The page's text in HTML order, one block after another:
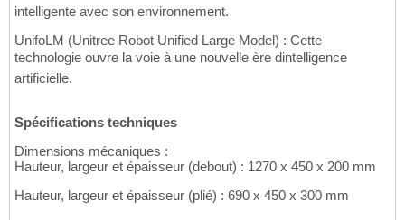
intelligente avec son environnement.
UnifoLM (Unitree Robot Unified Large Model) : Cette
technologie ouvre la voie à une nouvelle ère dintelligence
artificielle.
Spécifications techniques
Dimensions mécaniques :
Hauteur, largeur et épaisseur (debout) : 1270 x 450 x 200 mm
Hauteur, largeur et épaisseur (plié) : 690 x 450 x 300 mm